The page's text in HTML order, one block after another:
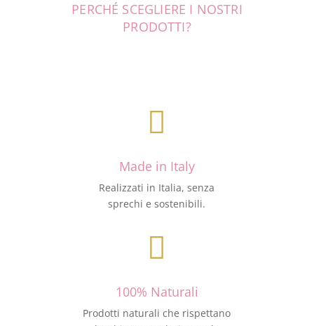
PERCHÉ SCEGLIERE I NOSTRI
PRODOTTI?

Made in Italy
Realizzati in Italia, senza
sprechi e sostenibili.

100% Naturali
Prodotti naturali che rispettano